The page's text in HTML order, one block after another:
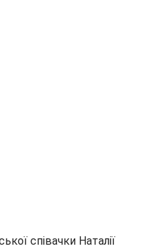
співачки Наталії